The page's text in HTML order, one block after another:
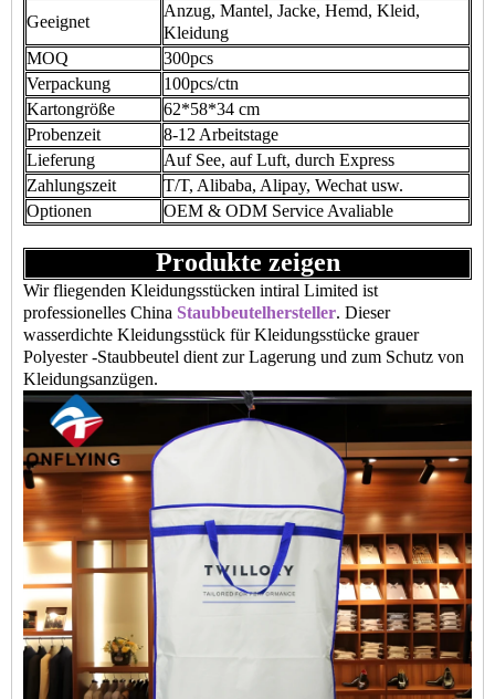
Geeignet
Anzug, Mantel, Jacke, Hemd, Kleid,
Kleidung
MOQ
300pcs
Verpackung
100pcs/ctn
Kartongröße
62*58*34 cm
Probenzeit
8-12 Arbeitstage
Lieferung
Auf See, auf Luft, durch Express
Zahlungszeit
T/T, Alibaba, Alipay, Wechat usw.
Optionen
OEM & ODM Service Avaliable
Produkte zeigen
Wir fliegenden Kleidungsstücken intiral Limited ist
professionelles China Staubbeutelhersteller. Dieser
wasserdichte Kleidungsstück für Kleidungsstücke grauer
Polyester -Staubbeutel dient zur Lagerung und zum Schutz von
Kleidungsanzügen.